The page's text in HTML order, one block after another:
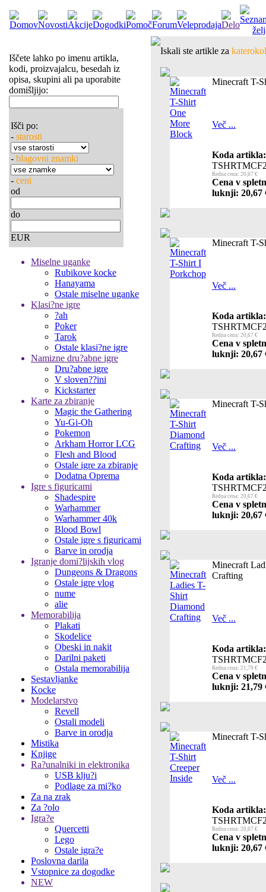
Iščete lahko po imenu artikla,
kodi, proizvajalcu, besedah iz
opisa, skupini ali pa uporabite
domišljijo:
Išči po:
- starosti
- blagovni znamki
- ceni
od
do
EUR
Miselne uganke
Rubikove kocke
Hanayama
Ostale miselne uganke
Klasi?ne igre
?ah
Poker
Tarok
Ostale klasi?ne igre
Namizne dru?abne igre
Dru?abne igre
V sloven??ini
Kickstarter
Karte za zbiranje
Magic the Gathering
Yu-Gi-Oh
Pokemon
Arkham Horror LCG
Flesh and Blood
Ostale igre za zbiranje
Dodatna Oprema
Igre s figuricami
Shadespire
Warhammer
Warhammer 40k
Blood Bowl
Ostale igre s figuricami
Barve in orodja
Igranje domi?lijskih vlog
Dungeons & Dragons
Ostale igre vlog
nume
alie
Memorabilija
Plakati
Skodelice
Obeski in nakit
Darilni paketi
Ostala memorabilija
Sestavljanke
Kocke
Modelarstvo
Revell
Ostali modeli
Barve in orodja
Mistika
Knjige
Ra?unalniki in elektronika
USB klju?i
Podlage za mi?ko
Za na zrak
Za ?olo
Igra?e
Quercetti
Lego
Ostale igra?e
Poslovna darila
Vstopnice za dogodke
NEW
Iskali ste artikle za
Minecraft T-
Več ...
Koda artikla:
Redna cena: 20,67 €
Cena v
luknji: 20,67
Minecraft T-
Več ...
Koda artikla:
Redna cena: 20,67 €
Cena v
luknji: 20,67
Minecraft T-
Več ...
Koda artikla:
Redna cena: 20,67 €
Cena v
luknji: 20,67
Minecraft
Crafting
Več ...
Koda artikla:
Redna cena: 21,79 €
Cena v
luknji: 21,79
Minecraft T-
Več ...
Koda artikla:
Redna cena: 20,67 €
Cena v
luknji: 20,67